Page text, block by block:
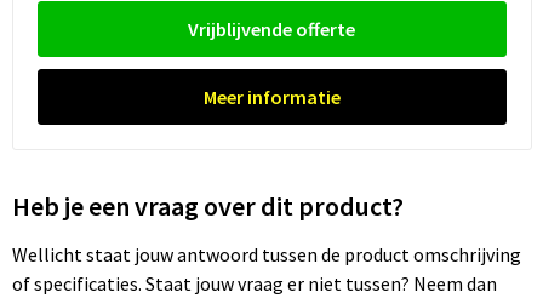
Vrijblijvende offerte
Meer informatie
Heb je een vraag over dit product?
Wellicht staat jouw antwoord tussen de product omschrijving
of specificaties. Staat jouw vraag er niet tussen? Neem dan